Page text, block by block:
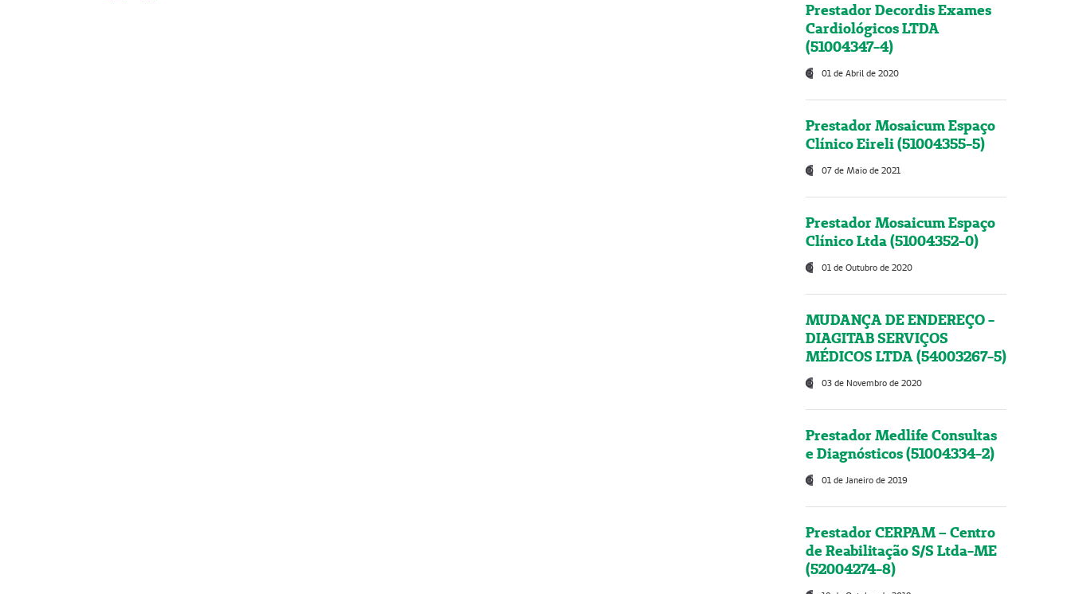
Prestador Decordis Exames
Cardiológicos LTDA
(51004347-4)
01 de Abril de 2020
Prestador Mosaicum Espaço
Clínico Eireli (51004355-5)
07 de Maio de 2021
Prestador Mosaicum Espaço
Clínico Ltda (51004352-0)
01 de Outubro de 2020
MUDANÇA DE ENDEREÇO -
DIAGITAB SERVIÇOS
MÉDICOS LTDA (54003267-5)
03 de Novembro de 2020
Prestador Medlife Consultas
e Diagnósticos (51004334-2)
01 de Janeiro de 2019
Prestador CERPAM – Centro
de Reabilitação S/S Ltda-ME
(52004274-8)